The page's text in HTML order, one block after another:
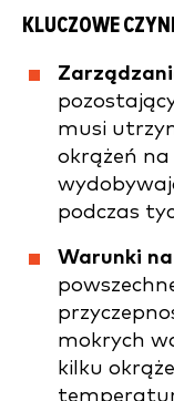
KLUCZOWE
musi
okrążeń
podczas
Warunki
mokrych
kilku